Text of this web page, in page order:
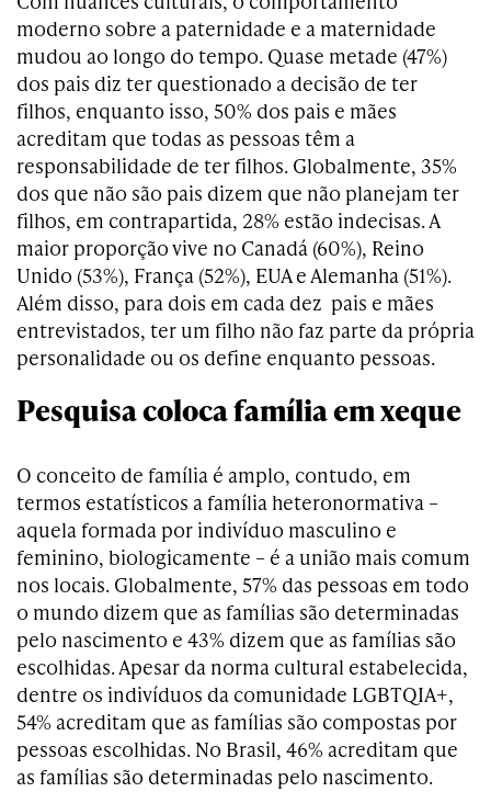
moderno sobre a paternidade e a maternidade
mudou ao longo do tempo. Quase metade (47%)
dos pais diz ter questionado a decisão de ter
filhos, enquanto isso, 50% dos pais e mães
acreditam que todas as pessoas têm a
responsabilidade de ter filhos. Globalmente, 35%
dos que não são pais dizem que não planejam ter
filhos, em contrapartida, 28% estão indecisas. A
maior proporção vive no Canadá (60%), Reino
Unido (53%), França (52%), EUA e Alemanha (51%).
Além disso, para dois em cada dez pais e mães
entrevistados, ter um filho não faz parte da própria
personalidade ou os define enquanto pessoas.
Pesquisa coloca família em xeque
O conceito de família é amplo, contudo, em
termos estatísticos a família heteronormativa –
aquela formada por indivíduo masculino e
feminino, biologicamente – é a união mais comum
nos locais. Globalmente, 57% das pessoas em todo
o mundo dizem que as famílias são determinadas
pelo nascimento e 43% dizem que as famílias são
escolhidas. Apesar da norma cultural estabelecida,
dentre os indivíduos da comunidade LGBTQIA+,
54% acreditam que as famílias são compostas por
pessoas escolhidas. No Brasil, 46% acreditam que
as famílias são determinadas pelo nascimento.